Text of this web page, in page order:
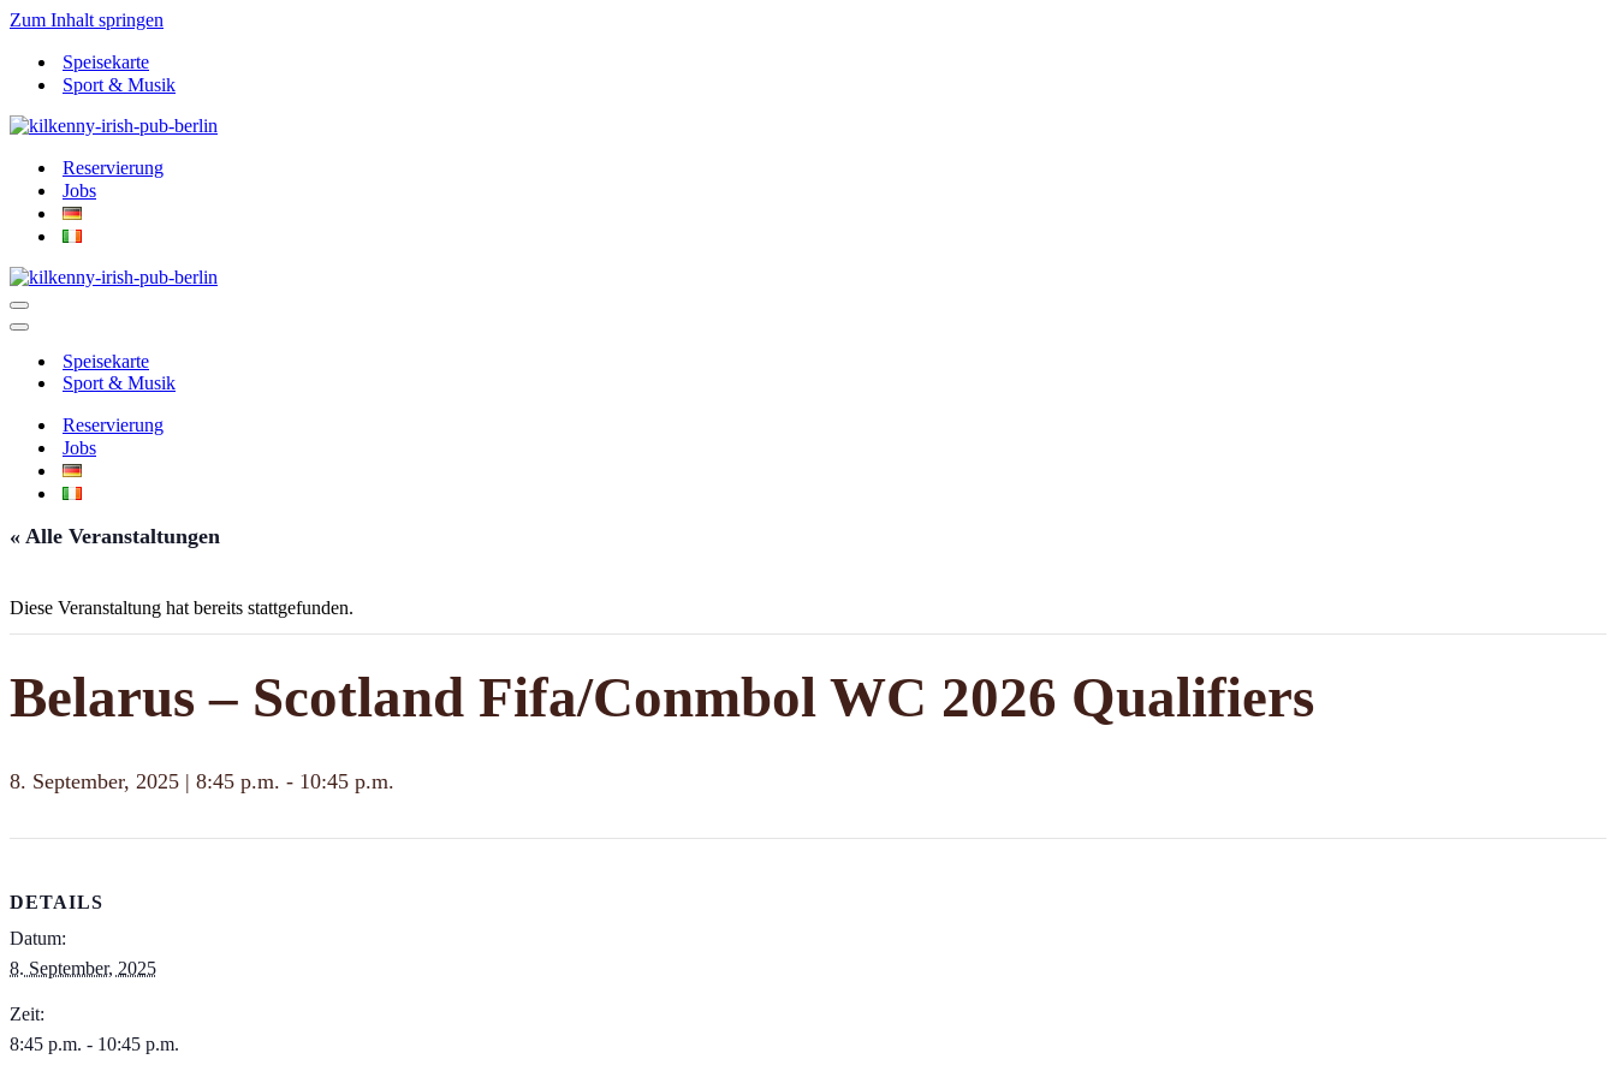
Zum Inhalt springen
Speisekarte
Sport & Musik
Reservierung
Jobs
Navigationsmenü
Navigationsmenü
Speisekarte
Sport & Musik
Reservierung
Jobs
« Alle Veranstaltungen
Diese Veranstaltung hat bereits stattgefunden.
Belarus – Scotland Fifa/Conmbol WC 2026 Qualifiers
8. September, 2025 | 8:45 p.m. - 10:45 p.m.
DETAILS
Datum:
8. September, 2025
Zeit:
8:45 p.m. - 10:45 p.m.